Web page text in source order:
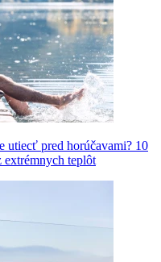
utiecť pred horúčavami? 10
extrémnych teplôt